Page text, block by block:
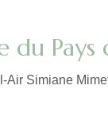
du Pays
Air Simiane